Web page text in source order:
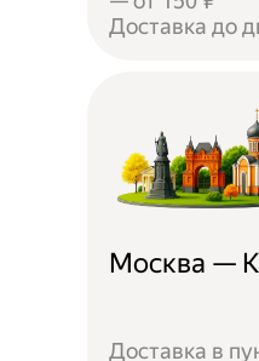
Доставка до
Москва —
Доставка в